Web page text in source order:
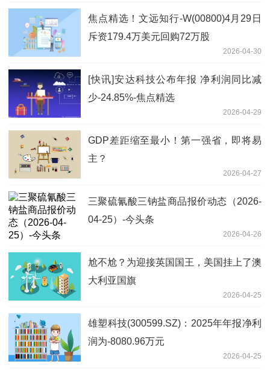
焦点精选！文远知行-W(00800)4月29日
斥资179.4万美元回购72万股
2026-04-30
[快讯]安达科技公布年报 净利润同比减
少-24.85%-焦点精选
2026-04-29
GDP差距缩至最小！第一强省，即将易
主？
2026-04-27
三聚硫氰酸三钠盐商品报价动态（2026-
04-25）-今头条
2026-04-26
尬不尬？为迎接英国国王，美国挂上了澳
大利亚国旗
2026-04-25
雄塑科技(300599.SZ)：2025年年报净利
润为-8080.96万元
2026-04-25